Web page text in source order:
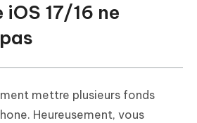
17/16 ne
mettre plusieurs fonds
Heureusement, vous